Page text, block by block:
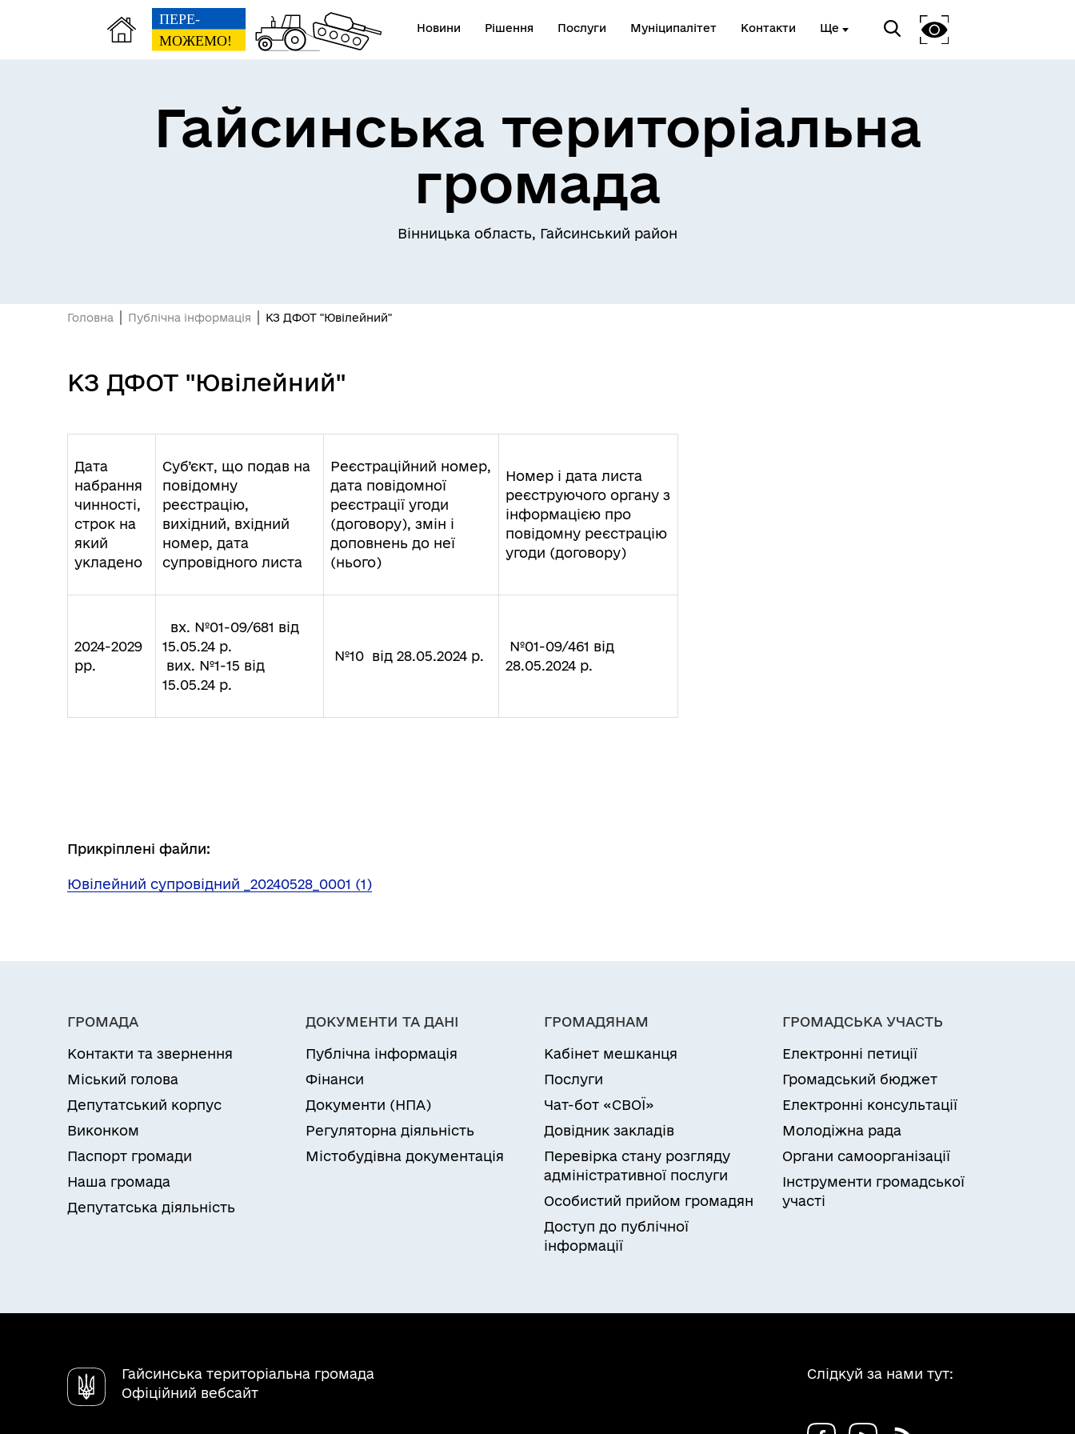
Новини Рішення Послуги Муніципалітет Контакти Ще
Про громаду
Герої не вмирають
Публічна інформація
Телефони екстрених служб та
комунальних підприємств
Доступ до публічної
Гайсинська територіальна
громада
Вінницька область, Гайсинський район
Головна Публічна інформація КЗ ДФОТ "Ювілейний"
КЗ ДФОТ "Ювілейний"
Дата
набрання
чинності,
строк на
який
укладено
Суб’єкт, що подав на
повідомну
реєстрацію,
вихідний, вхідний
номер, дата
супровідного листа
Реєстраційний номер,
дата повідомної
реєстрації угоди
(договору), змін і
доповнень до неї
(нього)
Номер і дата листа
реєструючого органу з
інформацією про
повідомну реєстрацію
угоди (договору)
2024-2029
рр.
вх. №01-09/681 від
15.05.24 р.
вих. №1-15 від
15.05.24 р.
№10 від 28.05.2024 р.
№01-09/461 від
28.05.2024 р.
Прикріплені файли:
Ювілейний супровідний _20240528_0001 (1)
ГРОМАДА
Контакти та звернення
Міський голова
Депутатський корпус
Виконком
Паспорт громади
Наша громада
Депутатська діяльність
ДОКУМЕНТИ ТА ДАНІ
Публічна інформація
Фінанси
Документи (НПА)
Регуляторна діяльність
Містобудівна документація
ГРОМАДЯНАМ
Кабінет мешканця
Послуги
Чат-бот «СВОЇ»
Довідник закладів
Перевірка стану розгляду
адміністративної послуги
Особистий прийом громадян
Доступ до публічної
інформації
ГРОМАДСЬКА УЧАСТЬ
Електронні петиції
Громадський бюджет
Електронні консультації
Молодіжна рада
Органи самоорганізації
Інструменти громадської
участі
Гайсинська територіальна громада
Офіційний вебсайт
Слідкуй за нами тут: